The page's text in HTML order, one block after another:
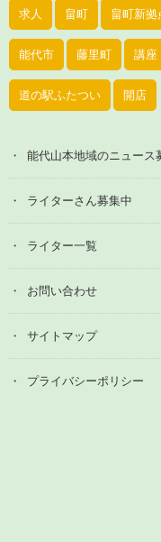
求人 畠町 畠町新拠
能代市 藤里町 講座
道の駅ふたつい 開店
能代山本地域のニュース
ライターさん募集中
ライター一覧
お問い合わせ
サイトマップ
プライバシーポリシー